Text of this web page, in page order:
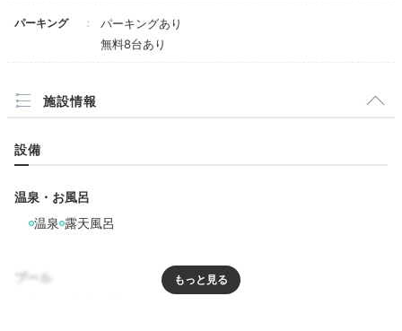
1階の客室露天風呂 半
全室に美人の湯と言われる夕日ヶ浦温泉を引いており、
気ままに客室の露天風呂で温泉に入れるのが魅力です。
泉質はアルカリ性単純泉。じっくりと温まって日頃の疲
パーキング
パーキングあり
無料8台あり
施設情報
設備
温泉・お風呂
温泉 露天風呂
プール